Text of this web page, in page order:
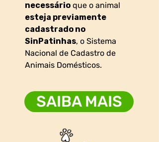
necessário que o animal
esteja previamente
cadastrado no
SinPatinhas, o Sistema
Nacional de Cadastro de
Animais Domésticos.
SAIBA MAIS